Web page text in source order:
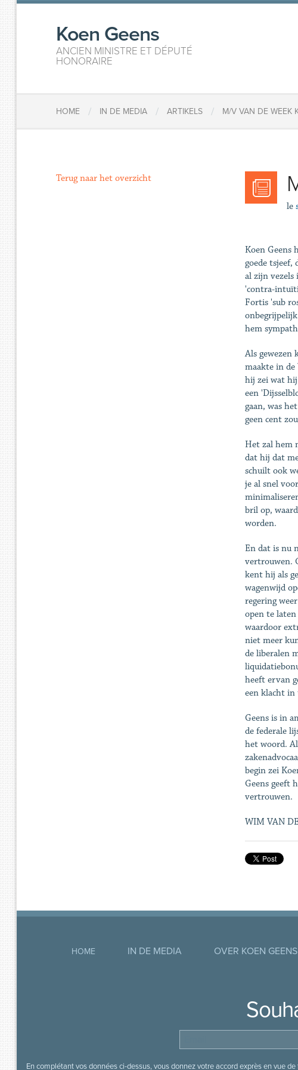
Koen Geens
ANCIEN MINISTRE ET DÉPUTÉ
HONORAIRE
HOME / IN DE MEDIA / ARTIKELS / M/V VAN DE WEEK
le
Koen Geens
goede tsjeef,
al zijn
'contra-
Fortis 'sub
hem
Als gewezen
maakte in de
hij zei wat hij
een
gaan, was
geen cent
Het zal hem
dat hij dat
schuilt ook
je al snel
bril op,
worden.
En dat is nu
vertrouwen.
kent hij als
wagenwijd
regering
open te
waardoor
niet meer
de liberalen
heeft ervan
een klacht in
Geens is in
de federale
het woord.
begin zei
Geens geeft
vertrouwen.
WIM VAN
Terug naar het overzicht
HOME IN DE MEDIA OVER KOEN GEENS
En complétant vos données ci-dessus, vous donnez votre accord exprès en vue